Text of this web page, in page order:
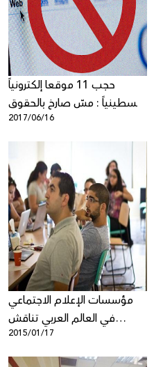
حجب 11 موقعا إلكترونياً
فلسطينياً : مسّ صارخ بالحقوق
الرقمية، عزلة وتعزيز للانقسام
2017/06/16
مؤسسات الإعلام الاجتماعي
في العالم العربي تناقش
الحقوق والحريات الرقمية في
لقاء بعمّان
2015/01/17